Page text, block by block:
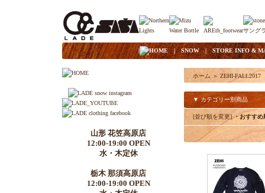
| HOME|SNOW| STORE INFO &
山形 花笠高原店
12:00-19:00 OPEN
水・木定休
栃木 那須高原店
12:00-19:00 OPEN
ホーム ＞ ZEHI-FALL2017
▼ カテゴリー別商品
[並び順を変更]・おすすめ